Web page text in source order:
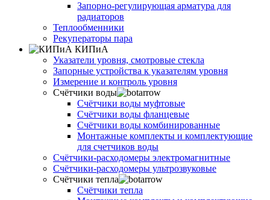
Запорно-регулирующая арматура для
радиаторов
Теплообменники
Рекуператоры пара
КИПиА
Указатели уровня, смотровые стекла
Запорные устройства к указателям уровня
Измерение и контроль уровня
Счётчики воды
Счётчики воды муфтовые
Счётчики воды фланцевые
Счётчики воды комбинированные
Монтажные комплекты и комплектующие
для счетчиков воды
Счётчики-расходомеры электромагнитные
Счётчики-расходомеры ультрозвуковые
Счётчики тепла
Счётчики тепла